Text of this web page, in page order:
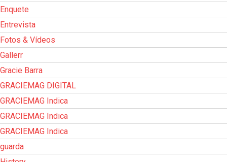
Enquete
Entrevista
Fotos & Vídeos
Gallerr
Gracie Barra
GRACIEMAG DIGITAL
GRACIEMAG Indica
GRACIEMAG Indica
GRACIEMAG Indica
guarda